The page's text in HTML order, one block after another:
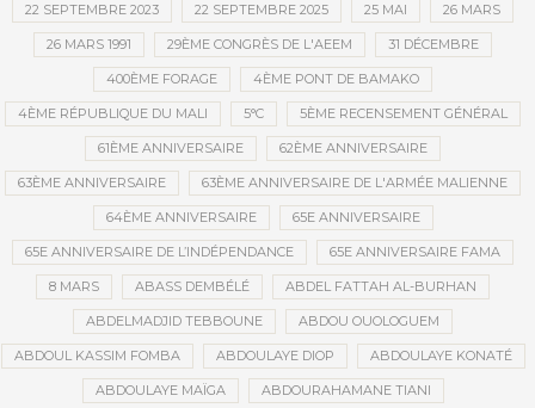
22 SEPTEMBRE 2023 22 SEPTEMBRE 2025 25 MAI 26 MARS
26 MARS 1991 29ÈME CONGRÈS DE L'AEEM 31 DÉCEMBRE
400ÈME FORAGE 4ÈME PONT DE BAMAKO
4ÈME RÉPUBLIQUE DU MALI 5°C 5ÈME RECENSEMENT GÉNÉRAL
61ÈME ANNIVERSAIRE 62ÈME ANNIVERSAIRE
63ÈME ANNIVERSAIRE 63ÈME ANNIVERSAIRE DE L'ARMÉE MALIENNE
64ÈME ANNIVERSAIRE 65E ANNIVERSAIRE
65E ANNIVERSAIRE DE L’INDÉPENDANCE 65E ANNIVERSAIRE FAMA
8 MARS ABASS DEMBÉLÉ ABDEL FATTAH AL-BURHAN
ABDELMADJID TEBBOUNE ABDOU OUOLOGUEM
ABDOUL KASSIM FOMBA ABDOULAYE DIOP ABDOULAYE KONATÉ
ABDOULAYE MAÏGA ABDOURAHAMANE TIANI